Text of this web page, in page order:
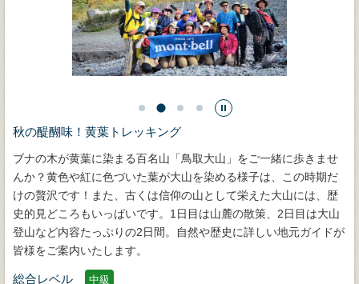
秋の醍醐味！黄葉トレッキング
ブナの木が黄葉に染まる百名山「鳥取大山」をご一緒に歩きませ
んか？黄色や紅に色づいた葉が大山を染める様子は、この時期だ
けの贅沢です！また、古くは信仰の山として栄えた大山には、歴
史的見どころもいっぱいです。1日目は山麓の散策、2日目は大山
登山など内容たっぷりの2日間。自然や歴史に詳しい地元ガイドが
皆様をご案内いたします。
総合レベル 中級